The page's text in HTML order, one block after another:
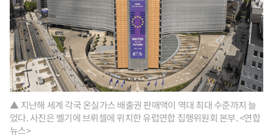
▲ 지난해 세계 각국 온실가스 배출권 판매액이 역대 최대 수준까지 늘
었다. 사진은 벨기에 브뤼셀에 위치한 유럽연합 집행위원회 본부. <연합
뉴스>